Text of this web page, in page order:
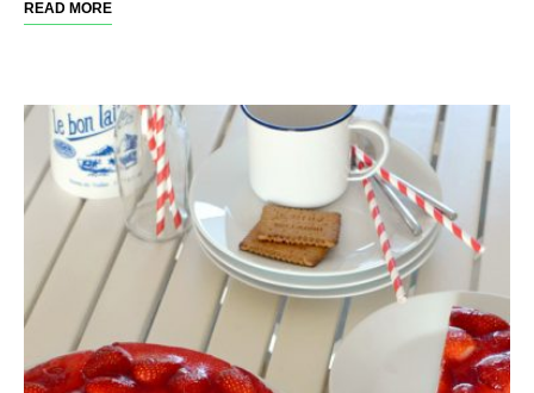
READ MORE